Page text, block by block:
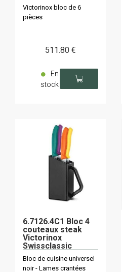
Victorinox bloc de 6
pièces
511.80 €
En
stock
6.7126.4C1 Bloc 4
couteaux steak
Victorinox
Swissclassic
assortis
Bloc de cuisine universel
noir - Lames crantées